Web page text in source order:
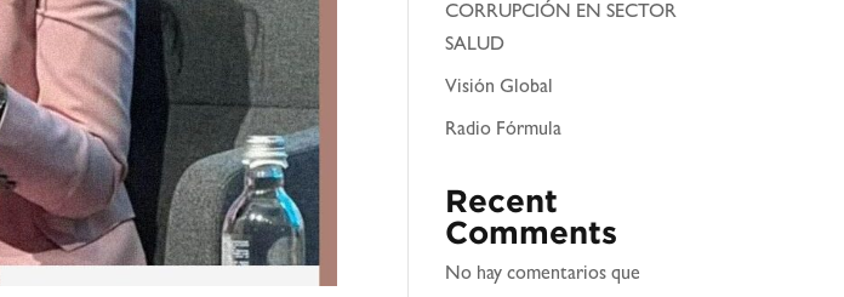
CORRUPCIÓN EN SECTOR
SALUD
Visión Global
Radio Fórmula
Recent
Comments
No hay comentarios que